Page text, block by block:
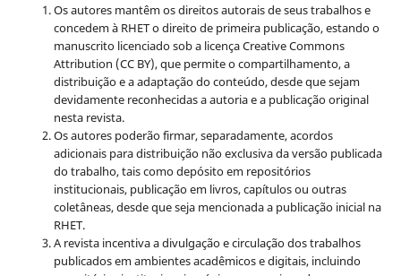
Os autores mantêm os direitos autorais de seus trabalhos e
concedem à RHET o direito de primeira publicação, estando o
manuscrito licenciado sob a licençaCreative Commons
Attribution (CC BY), que permite o compartilhamento, a
distribuição e a adaptação do conteúdo, desde que sejam
devidamente reconhecidas a autoria e a publicação original
nesta revista.
Os autores poderão firmar, separadamente, acordos
adicionais para distribuição não exclusiva da versão publicada
do trabalho, tais como depósito em repositórios
institucionais, publicação em livros, capítulos ou outras
coletâneas, desde que seja mencionada a publicação inicial na
RHET.
A revista incentiva a divulgação e circulação dos trabalhos
publicados em ambientes acadêmicos e digitais, incluindo